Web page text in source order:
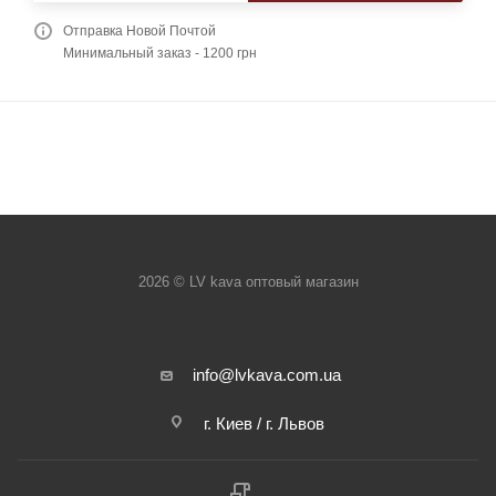
Отправка Новой Почтой
Минимальный заказ - 1200 грн
2026 © LV kava оптовый магазин
info@lvkava.com.ua
г. Киев / г. Львов